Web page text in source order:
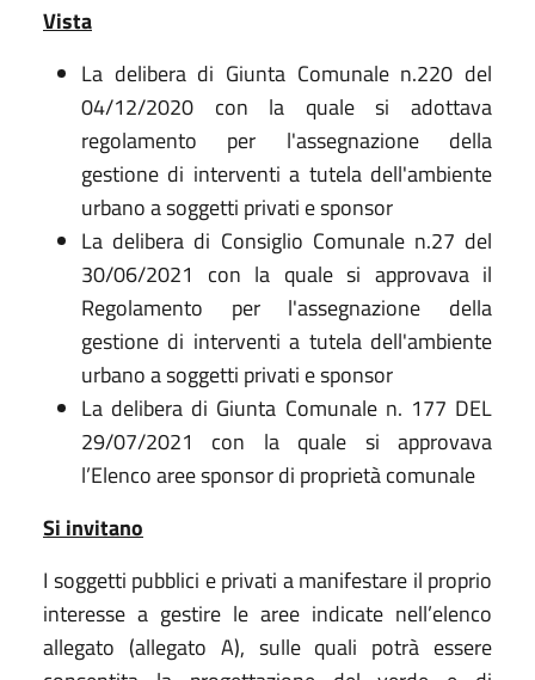
Vista
La delibera di Giunta Comunale n.220 del
04/12/2020 con la quale si adottava
regolamento per l'assegnazione della
gestione di interventi a tutela dell'ambiente
urbano a soggetti privati e sponsor
La delibera di Consiglio Comunale n.27 del
30/06/2021 con la quale si approvava il
Regolamento per l'assegnazione della
gestione di interventi a tutela dell'ambiente
urbano a soggetti privati e sponsor
La delibera di Giunta Comunale n. 177 DEL
29/07/2021 con la quale si approvava
l’Elenco aree sponsor di proprietà comunale
Si invitano
I soggetti pubblici e privati a manifestare il proprio
interesse a gestire le aree indicate nell’elenco
allegato (allegato A), sulle quali potrà essere